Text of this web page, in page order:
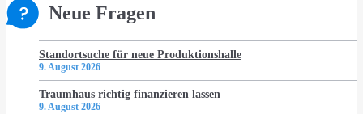
Neue Fragen
Standortsuche für neue Produktionshalle
9. August 2026
Traumhaus richtig finanzieren lassen
9. August 2026